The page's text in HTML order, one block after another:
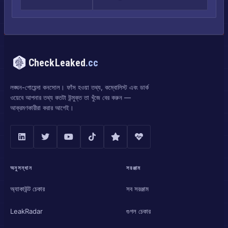
CheckLeaked.cc
লঙ্ঘন-গোয়েন্দা কনসোল। ফাঁস হওয়া তথ্য, কম্বোলিস্ট এবং ডার্ক
ওয়েবে আপনার তথ্য কতটা উন্মুক্ত তা খুঁজে বের করুন —
আক্রমণকারীরা করার আগেই।
অনুসন্ধান
অ্যাকাউন্ট চেকার
LeakRadar
সরঞ্জাম
সব সরঞ্জাম
গুগল চেকার